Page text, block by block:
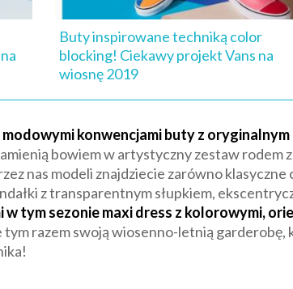
Buty inspirowane techniką color
blocking! Ciekawy projekt Vans na
wiosnę 2019
konwencjami buty z
bowiem w artystyczny zestaw rodem
nas modeli znajdziecie zarówno klasyczne
z transparentnym słupkiem,
w tym sezonie maxi dress z kolorowymi,
razem swoją wiosenno-letnią